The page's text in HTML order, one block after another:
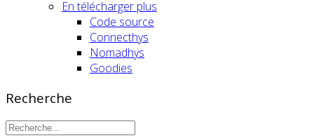
En télécharger plus
Code source
Connecthys
Nomadhys
Goodies
Recherche